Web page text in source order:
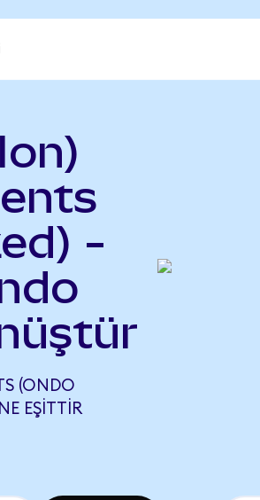
-
(ONDO
EŞITTIR